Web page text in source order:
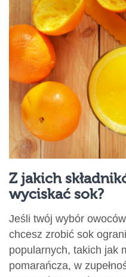
Z jakich
wyciskać sok?
Jeśli twój wybór
chcesz zrobić sok
popularnych, takich jak
pomarańcza, w